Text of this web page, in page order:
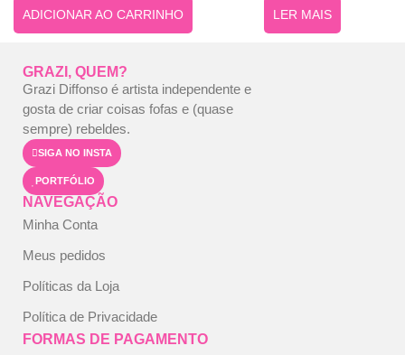
ADICIONAR AO CARRINHO LER MAIS
GRAZI, QUEM?
Grazi Diffonso é artista independente e
gosta de criar coisas fofas e (quase
sempre) rebeldes.
SIGA NO INSTA
PORTFÓLIO
NAVEGAÇÃO
Minha Conta
Meus pedidos
Políticas da Loja
Política de Privacidade
FORMAS DE PAGAMENTO